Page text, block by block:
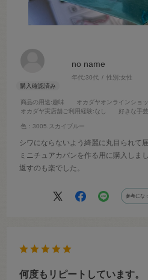
no name
年代:30代 性別:女性
商品の用途:趣味 オカダヤオンラインショ
オカダヤ実店舗ご利用経験:なし 好きな手芸
色：3005.スカイブルー
シワにならないよう綺麗に丸目られて
ミニチュアカバンを作る用に購入しま
返すのも楽でした。
参考にな
何度もリピートしています。